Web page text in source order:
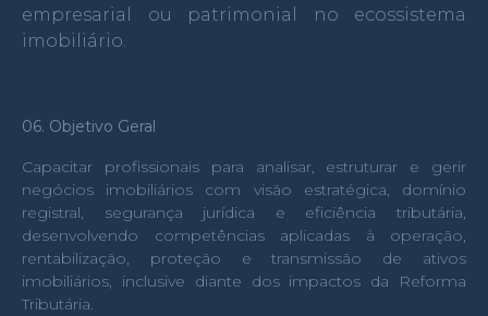
empresarial ou patrimonial no ecossistema
imobiliário.
06. Objetivo Geral
Capacitar profissionais para analisar, estruturar e gerir
negócios imobiliários com visão estratégica, domínio
registral, segurança jurídica e eficiência tributária,
desenvolvendo competências aplicadas à operação,
rentabilização, proteção e transmissão de ativos
imobiliários, inclusive diante dos impactos da Reforma
Tributária.